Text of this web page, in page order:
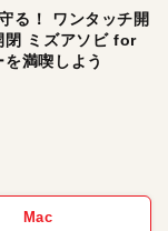
る！ ワンタッチ開
閉 ミズアソビ for
満喫しよう
Mac